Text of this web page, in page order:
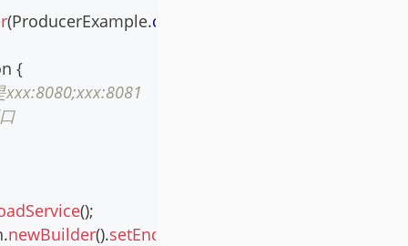
(ProducerExample.class
{
();
.newBuilder().setEndpoints